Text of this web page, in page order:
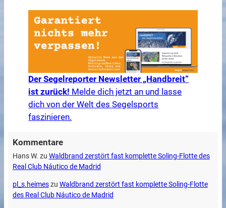
Der Segelreporter Newsletter „Handbreit“
ist zurück! Melde dich jetzt an und lasse
dich von der Welt des Segelsports
faszinieren.
Kommentare
Hans W. zu Waldbrand zerstört fast komplette Soling-Flotte des
Real Club Náutico de Madrid
pl_s.heimeszu Waldbrand zerstört fast komplette Soling-Flotte
des Real Club Náutico de Madrid